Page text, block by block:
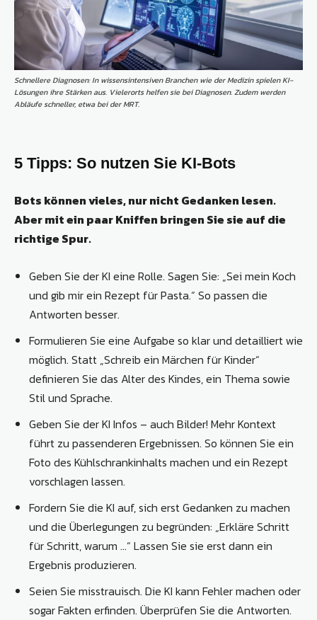
Schnellere Diagnosen: In wissensintensiven Branchen wie der Medizin spielen KI-
Lösungen ihre Stärken aus. Vielerorts helfen sie bei Diagnosen. Zudem werden
Abläufe schneller, etwa bei der MRT.
5 Tipps: So nutzen Sie KI-Bots
Bots können vieles, nur nicht Gedanken lesen.
Aber mit ein paar Kniffen bringen Sie sie auf die
richtige Spur.
Geben Sie der KI eine Rolle. Sagen Sie: „Sei mein Koch
und gib mir ein Rezept für Pasta.“ So passen die
Antworten besser.
Formulieren Sie eine Aufgabe so klar und detailliert wie
möglich. Statt „Schreib ein Märchen für Kinder“
definieren Sie das Alter des Kindes, ein Thema sowie
Stil und Sprache.
Geben Sie der KI Infos – auch Bilder! Mehr Kontext
führt zu passenderen Ergebnissen. So können Sie ein
Foto des Kühlschrankinhalts machen und ein Rezept
vorschlagen lassen.
Fordern Sie die KI auf, sich erst Gedanken zu machen
und die Überlegungen zu begründen: „Erkläre Schritt
für Schritt, warum …“ Lassen Sie sie erst dann ein
Ergebnis produzieren.
Seien Sie misstrauisch. Die KI kann Fehler machen oder
sogar Fakten erfinden. Überprüfen Sie die Antworten.